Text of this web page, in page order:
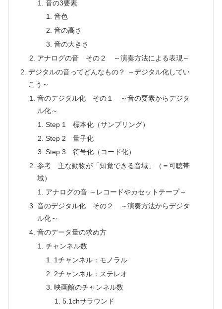
音の3要素
音色
音の高さ
音の大きさ
アナログの音 その２ ～演奏方法による表現～
デジタルの音ってどんなもの？ ～デジタル化してい
こう～
音のデジタル化 その１ ～音の要素からデジタ
ル化～
Step 1 標本化（サンプリング）
Step 2 量子化
Step 3 符号化（コード化）
参考 主な動物が「知覚できる音域」（＝可聴帯
域）
アナログの音 ～レコードやカセットテープ～
音のデジタル化 その２ ～演奏方法からデジタ
ル化～
音のデータ量の求め方
チャンネル数
1チャンネル：モノラル
2チャンネル：ステレオ
映画館のチャンネル数
5.1chサラウンド